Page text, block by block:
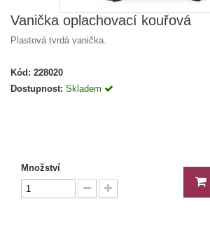
Vanička oplachovací kouřová
Plastová tvrdá vanička.
Kód: 228020
Dostupnost: Skladem
Množství